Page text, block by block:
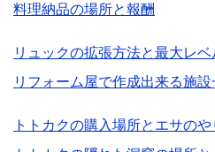
料理納品の場所と報酬
リュックの拡張方法と最大レベ
リフォーム屋で作成出来る施設
トトカクの購入場所とエサのや